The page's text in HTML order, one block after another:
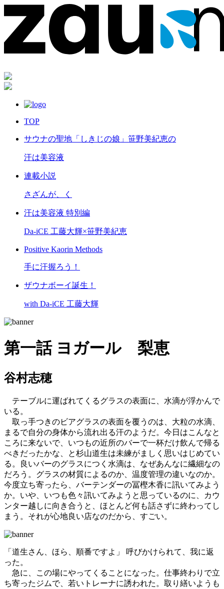
TOP
サウナの聖地「しきじの娘」笹野美紀恵の
汗は美容液
連載小説
さざんが、く
汗は美容液 特別編
Da-iCE 工藤大輝×笹野美紀恵
Positive Kaorin Methods
手に汗握ろう！
ザウナボーイ誕生！
with Da-iCE 工藤大輝
第一話 ヨガール 梨恵
谷村志穂
テーブルに運ばれてくるグラスの表面に、水滴が浮かんで
いる。
取っ手つきのビアグラスの表面を覆うのは、大粒の水滴、
まるで自分の身体から流れ出る汗のようだ。今日はこんなと
ころに来ないで、いつもの近所のバーで一杯だけ飲んで帰る
べきだったかな、と杉山道生は未練がましく思いはじめてい
る。良いバーのグラスにつく水滴は、なぜあんなに繊細なの
だろう。グラスの材質によるのか、温度管理の違いなのか。
今度立ち寄ったら、バーテンダーの冨樫木香に訊いてみよう
か。いや、いつも色々訊いてみようと思っているのに、カウ
ンター越しに向き合うと、ほとんど何も話さずに終わってし
まう。それが心地良い店なのだから、すごい。
「道生さん、ほら、順番ですよ」 呼びかけられて、我に返
った。
急に、この場にやってくることになった。仕事終わりで立
ち寄ったジムで、若いトレーナに誘われた。取り繕いようも